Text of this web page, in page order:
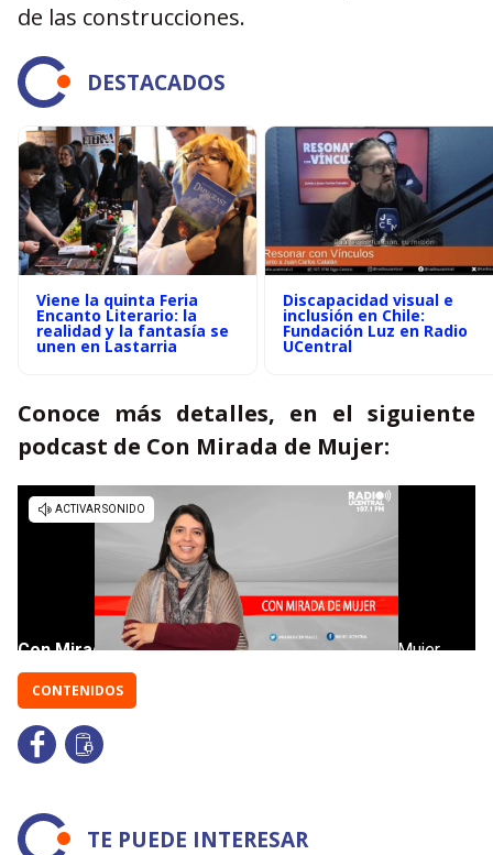
de las construcciones.
DESTACADOS
Viene la quinta Feria
Encanto Literario: la
realidad y la fantasía se
unen en Lastarria
Discapacidad visual e
inclusión en Chile:
Fundación Luz en Radio
UCentral
Conoce más detalles, en el siguiente
podcast de Con Mirada de Mujer:
CONTENIDOS
TE PUEDE INTERESAR